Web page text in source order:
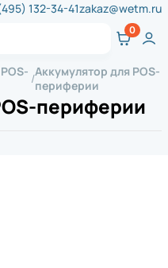
132-34-41zakaz@wetm.ru
Аккумулятор для POS-
периферии
периферии